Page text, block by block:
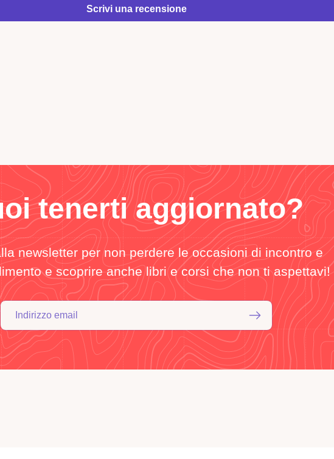
Scrivi una recensione
tenerti aggiornato?
newsletter per non perdere le occasioni di incontro e
e scoprire anche libri e corsi che non ti aspettavi!
Indirizzo email